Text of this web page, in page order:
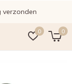
0 0
verzonden